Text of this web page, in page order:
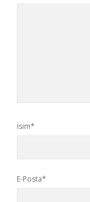
İsim*
E-Posta*